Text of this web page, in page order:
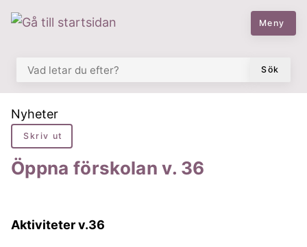
till innehåll
till huvudmeny Meny
Sök
Du är här:
Nyheter
Skriv ut
Öppna förskolan v. 36
Aktiviteter v.36